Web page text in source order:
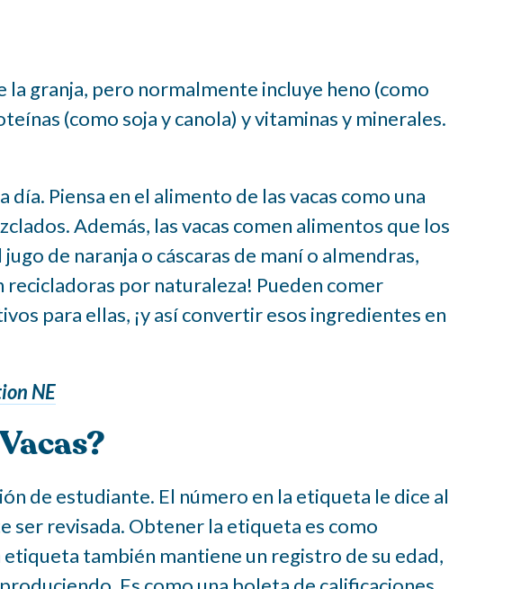
la granja, pero normalmente incluye heno (como
(como soja y canola) y vitaminas y minerales.
Piensa en el alimento de las vacas como una
Además, las vacas comen alimentos que los
de naranja o cáscaras de maní o almendras,
recicladoras por naturaleza! Pueden comer
para ellas, ¡y así convertir esos ingredientes en
NE
de estudiante. El número en la etiqueta le dice al
ser revisada. Obtener la etiqueta es como
también mantiene un registro de su edad,